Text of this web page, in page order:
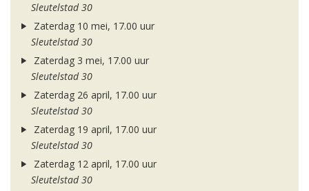
Sleutelstad 30
Zaterdag 10 mei, 17.00 uur
Sleutelstad 30
Zaterdag 3 mei, 17.00 uur
Sleutelstad 30
Zaterdag 26 april, 17.00 uur
Sleutelstad 30
Zaterdag 19 april, 17.00 uur
Sleutelstad 30
Zaterdag 12 april, 17.00 uur
Sleutelstad 30